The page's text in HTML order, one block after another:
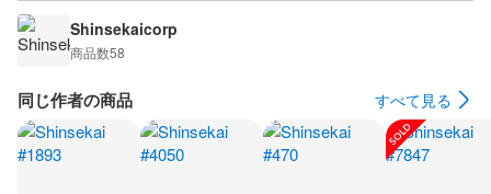
Shinsekaicorp
商品数58
同じ作者の商品 すべて見る